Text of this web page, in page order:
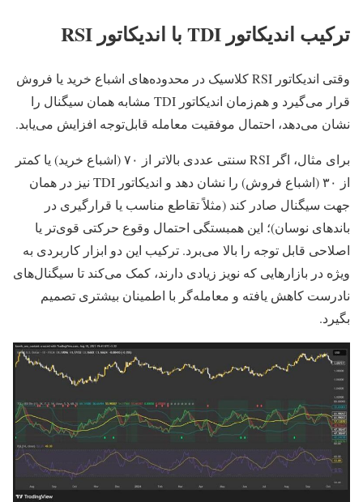
ترکیب اندیکاتور TDI با اندیکاتور RSI
وقتی اندیکاتور RSI کلاسیک در محدوده‌های اشباع خرید یا فروش
قرار می‌گیرد و هم‌زمان اندیکاتور TDI مشابه همان سیگنال را
نشان می‌دهد، احتمال موفقیت معامله قابل‌توجه افزایش می‌یابد.
برای مثال، اگر RSI سنتی عددی بالاتر از ۷۰ (اشباع خرید) یا کمتر
از ۳۰ (اشباع فروش) را نشان دهد و اندیکاتور TDI نیز در همان
جهت سیگنال صادر کند (مثلاً تقاطع مناسب یا قرارگیری در
باندهای نوسان)؛ این همبستگی احتمال وقوع حرکتی قوی‌تر یا
اصلاحی قابل توجه را بالا می‌برد. ترکیب این دو ابزار کاربردی به‌
ویژه در بازارهایی که نویز زیادی دارند، کمک می‌کند تا سیگنال‌های
نادرست کاهش یافته و معامله‌گر با اطمینان بیشتری تصمیم
بگیرد.